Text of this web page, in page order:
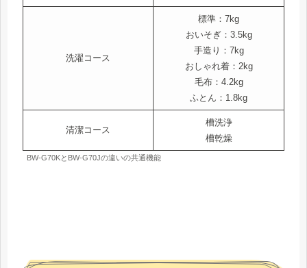
洗濯コース
標準：7kg
おいそぎ：3.5kg
手造り：7kg
おしゃれ着：2kg
毛布：4.2kg
ふとん：1.8kg
清潔コース
槽洗浄
槽乾燥
BW-G70KとBW-G70Jの違いの共通機能